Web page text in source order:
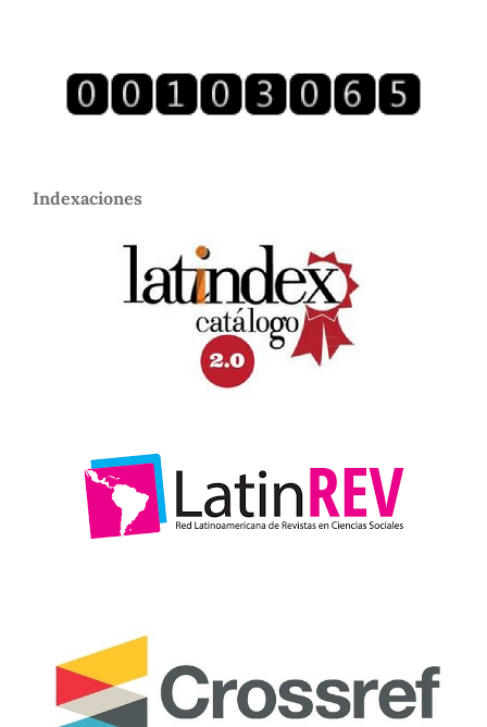
Indexaciones